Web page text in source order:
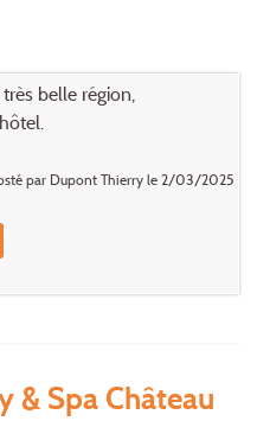
belle région,
par Dupont Thierry le 2/03/2025
& Spa Château